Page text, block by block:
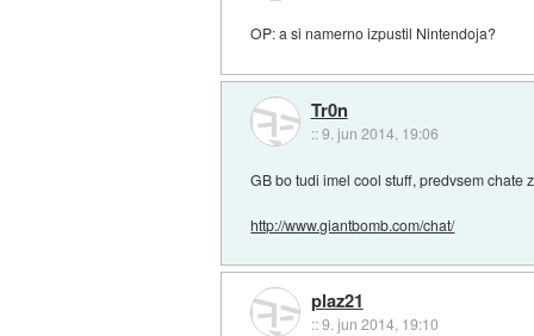
OP: a si namerno izpustil Nintendoja?
Tr0n
::9. jun 2014, 19:06
GB bo tudi imel cool stuff, predvsem chate
http://www.giantbomb.com/chat/
plaz21
::9. jun 2014, 19:10